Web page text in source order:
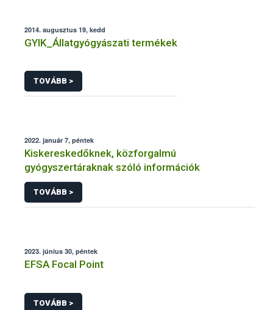
2014. augusztus 19, kedd
GYIK_Állatgyógyászati termékek
TOVÁBB >
2022. január 7, péntek
Kiskereskedőknek, közforgalmú
gyógyszertáraknak szóló információk
TOVÁBB >
2023. június 30, péntek
EFSA Focal Point
TOVÁBB >